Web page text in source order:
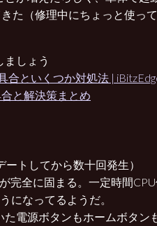
た（修理中にちょっと使っ
ましょう
合といくつか対処法 |
と解決策まとめ
トしてから数十回発生）
完全に固まる。一定時間
になってるようだ。
電源ボタンもホームボタン